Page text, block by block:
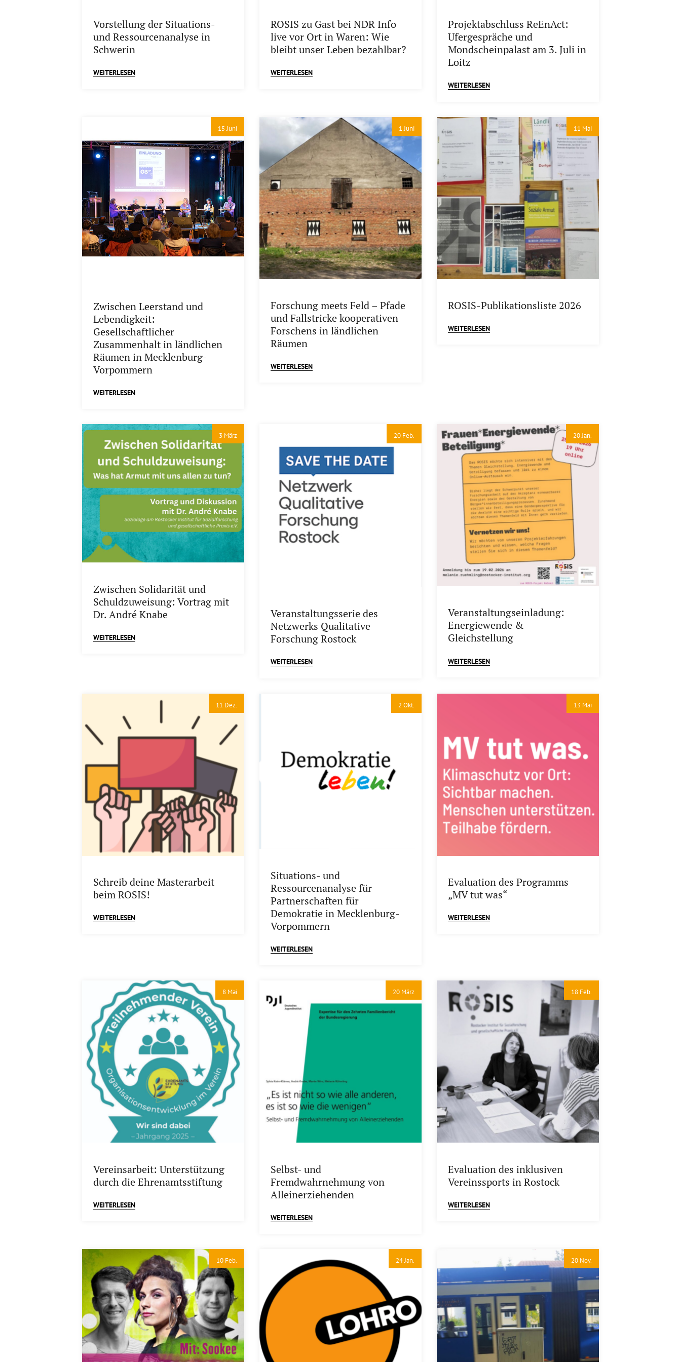
Vorstellung der Situations-
und Ressourcenanalyse in
Schwerin
WEITERLESEN
ROSIS zu Gast bei NDR Info
live vor Ort in Waren: Wie
bleibt unser Leben bezahlbar?
WEITERLESEN
Projektabschluss ReEnAct:
Ufergespräche und
Mondscheinpalast am 3. Juli in
Loitz
WEITERLESEN
15 Juni
Zwischen Leerstand und
Lebendigkeit:
Gesellschaftlicher
Zusammenhalt in ländlichen
Räumen in Mecklenburg-
Vorpommern
WEITERLESEN
1 Juni
Forschung meets Feld – Pfade
und Fallstricke kooperativen
Forschens in ländlichen
Räumen
WEITERLESEN
11 Mai
ROSIS-Publikationsliste 2026
WEITERLESEN
3 März
Zwischen Solidarität und
Schuldzuweisung: Vortrag mit
Dr. André Knabe
WEITERLESEN
20 Feb.
Veranstaltungsserie des
Netzwerks Qualitative
Forschung Rostock
WEITERLESEN
20 Jan.
Veranstaltungseinladung:
Energiewende &
Gleichstellung
WEITERLESEN
11 Dez.
Schreib deine Masterarbeit
beim ROSIS!
WEITERLESEN
2 Okt.
Situations- und
Ressourcenanalyse für
Partnerschaften für
Demokratie in Mecklenburg-
Vorpommern
WEITERLESEN
13 Mai
Evaluation des Programms
„MV tut was“
WEITERLESEN
8 Mai
Vereinsarbeit: Unterstützung
durch die Ehrenamtsstiftung
WEITERLESEN
20 März
Selbst- und
Fremdwahrnehmung von
Alleinerziehenden
WEITERLESEN
18 Feb.
Evaluation des inklusiven
Vereinssports in Rostock
WEITERLESEN
10 Feb. 24 Jan. 20 Nov.